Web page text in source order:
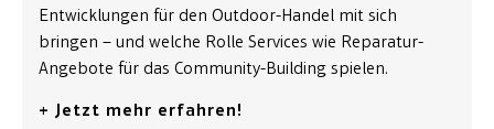
Entwicklungen für den Outdoor-Handel mit sich
bringen – und welche Rolle Services wie Reparatur-
Angebote für das Community-Building spielen.
+ Jetzt mehr erfahren!